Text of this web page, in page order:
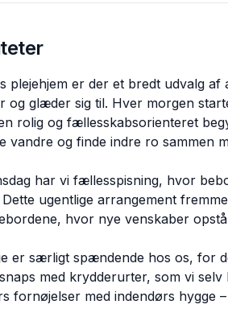
plejehjem er der et bredt udvalg
og glæder sig til. Hver morgen
rolig og fællesskabsorienteret
vandre og finde indre ro sammen
har vi fællesspisning, hvor
Dette ugentlige arrangement
hvor nye venskaber
er særligt spændende hos os, for
med krydderurter, som vi
fornøjelser med indendørs hygge